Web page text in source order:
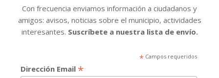
Con frecuencia enviamos información a ciudadanos y
amigos: avisos, noticias sobre el municipio, actividades
interesantes. Suscríbete a nuestra lista de envío.
*Campos requeridos
Dirección Email *